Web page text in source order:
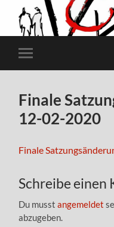
Mobile-
Menü
Finale
12-02-2020
Finale
Schreibe einen
Du musstangemeldet
abzugeben.